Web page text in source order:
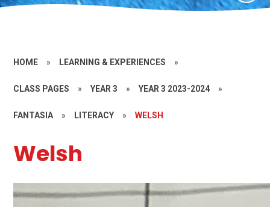
HOME » LEARNING & EXPERIENCES »
CLASS PAGES » YEAR 3 » YEAR 3 2023-2024 »
FANTASIA » LITERACY » WELSH
Welsh